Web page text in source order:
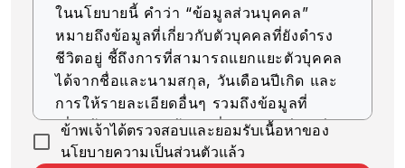
ในนโยบายนี้ คำว่า “ข้อมูลส่วนบุคคล”
หมายถึงข้อมูลที่เกี่ยวกับตัวบุคคลที่ยังดำรง
ชีวิตอยู่ ชี้ถึงการที่สามารถแยกแยะตัวบุคคล
ได้จากชื่อและนามสกุล, วันเดือนปีเกิด และ
การให้รายละเอียดอื่นๆ รวมถึงข้อมูลที่
เกี่ยวข้อง (รวมถึงข้อมูลที่สามารถเทียบเคียง
กับข้อมูลอื่นๆ ได้ง่าย ซึ่งจะช่วยให้สามารถ
ข้าพเจ้าได้ตรวจสอบและยอมรับเนื้อหาของ
นโยบายความเป็นส่วนตัวแล้ว